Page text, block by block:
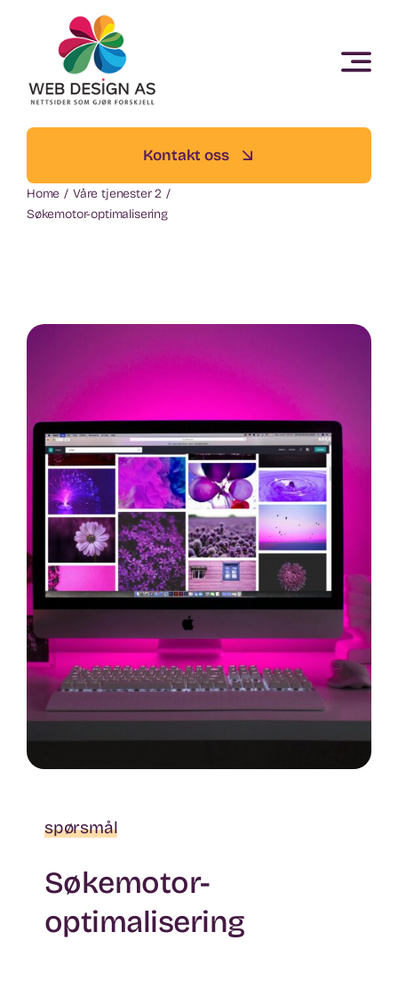
Kontakt oss
Home
Våre tjenester 2
Søkemotor-optimalisering
spørsmål
Søkemotor-
optimalisering